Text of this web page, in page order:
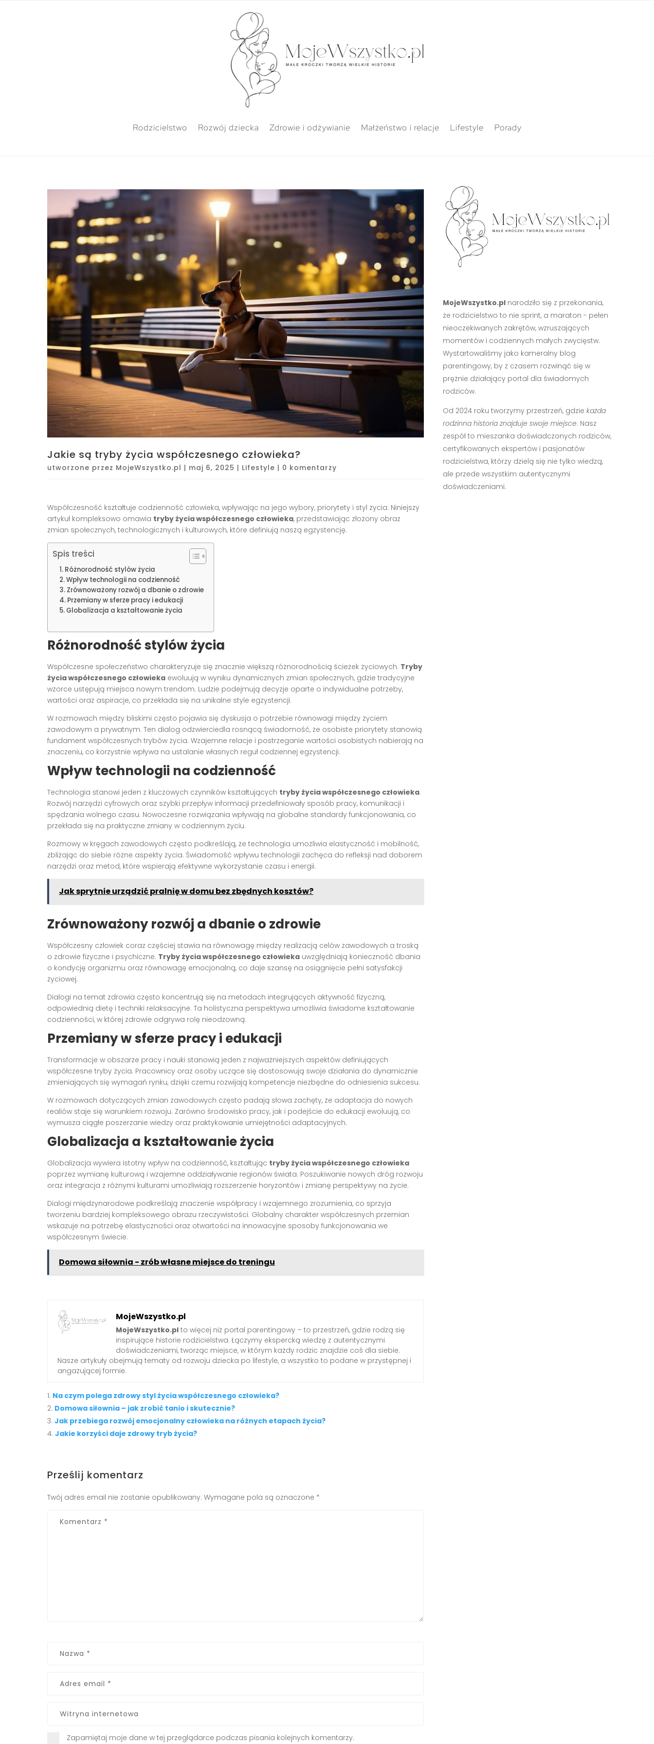
Rodzicielstwo Rozwój dziecka Zdrowie i odżywianie Małżeństwo i relacje Lifestyle Porady
Jakie są tryby życia współczesnego człowieka?
utworzone przez MojeWszystko.pl | maj 6, 2025 | Lifestyle | 0 komentarzy
Współczesność kształtuje codzienność człowieka, wpływając na jego wybory, priorytety i styl życia. Niniejszy
artykuł kompleksowo omawia tryby życia współczesnego człowieka, przedstawiając złożony obraz
zmian społecznych, technologicznych i kulturowych, które definiują naszą egzystencję.
Spis treści
Różnorodność stylów życia
Wpływ technologii na codzienność
Zrównoważony rozwój a dbanie o zdrowie
Przemiany w sferze pracy i edukacji
Globalizacja a kształtowanie życia
Różnorodność stylów życia
Współczesne społeczeństwo charakteryzuje się znacznie większą różnorodnością ścieżek życiowych. Tryby
życia współczesnego człowieka ewoluują w wyniku dynamicznych zmian społecznych, gdzie tradycyjne
wzorce ustępują miejsca nowym trendom. Ludzie podejmują decyzje oparte o indywidualne potrzeby,
wartości oraz aspiracje, co przekłada się na unikalne style egzystencji.
W rozmowach między bliskimi często pojawia się dyskusja o potrzebie równowagi między życiem
zawodowym a prywatnym. Ten dialog odzwierciedla rosnącą świadomość, że osobiste priorytety stanowią
fundament współczesnych trybów życia. Wzajemne relacje i postrzeganie wartości osobistych nabierają na
znaczeniu, co korzystnie wpływa na ustalanie własnych reguł codziennej egzystencji.
Wpływ technologii na codzienność
Technologia stanowi jeden z kluczowych czynników kształtujących tryby życia współczesnego człowieka.
Rozwój narzędzi cyfrowych oraz szybki przepływ informacji przedefiniowały sposób pracy, komunikacji i
spędzania wolnego czasu. Nowoczesne rozwiązania wpływają na globalne standardy funkcjonowania, co
przekłada się na praktyczne zmiany w codziennym życiu.
Rozmowy w kręgach zawodowych często podkreślają, że technologia umożliwia elastyczność i mobilność,
zbliżając do siebie różne aspekty życia. Świadomość wpływu technologii zachęca do refleksji nad doborem
narzędzi oraz metod, które wspierają efektywne wykorzystanie czasu i energii.
Jak sprytnie urządzić pralnię w domu bez zbędnych kosztów?
Zrównoważony rozwój a dbanie o zdrowie
Współczesny człowiek coraz częściej stawia na równowagę między realizacją celów zawodowych a troską
o zdrowie fizyczne i psychiczne. Tryby życia współczesnego człowieka uwzględniają konieczność dbania
o kondycję organizmu oraz równowagę emocjonalną, co daje szansę na osiągnięcie pełni satysfakcji
życiowej.
Dialogi na temat zdrowia często koncentrują się na metodach integrujących aktywność fizyczną,
odpowiednią dietę i techniki relaksacyjne. Ta holistyczna perspektywa umożliwia świadome kształtowanie
codzienności, w której zdrowie odgrywa rolę nieodzowną.
Przemiany w sferze pracy i edukacji
Transformacje w obszarze pracy i nauki stanowią jeden z najważniejszych aspektów definiujących
współczesne tryby życia. Pracownicy oraz osoby uczące się dostosowują swoje działania do dynamicznie
zmieniających się wymagań rynku, dzięki czemu rozwijają kompetencje niezbędne do odniesienia sukcesu.
W rozmowach dotyczących zmian zawodowych często padają słowa zachęty, że adaptacja do nowych
realiów staje się warunkiem rozwoju. Zarówno środowisko pracy, jak i podejście do edukacji ewoluują, co
wymusza ciągłe poszerzanie wiedzy oraz praktykowanie umiejętności adaptacyjnych.
Globalizacja a kształtowanie życia
Globalizacja wywiera istotny wpływ na codzienność, kształtując tryby życia współczesnego człowieka
poprzez wymianę kulturową i wzajemne oddziaływanie regionów świata. Poszukiwanie nowych dróg rozwoju
oraz integracja z różnymi kulturami umożliwiają rozszerzenie horyzontów i zmianę perspektywy na życie.
Dialogi międzynarodowe podkreślają znaczenie współpracy i wzajemnego zrozumienia, co sprzyja
tworzeniu bardziej kompleksowego obrazu rzeczywistości. Globalny charakter współczesnych przemian
wskazuje na potrzebę elastyczności oraz otwartości na innowacyjne sposoby funkcjonowania we
współczesnym świecie.
Domowa siłownia - zrób własne miejsce do treningu
MojeWszystko.pl
MojeWszystko.pl to więcej niż portal parentingowy – to przestrzeń, gdzie rodzą się
inspirujące historie rodzicielstwa. Łączymy ekspercką wiedzę z autentycznymi
doświadczeniami, tworząc miejsce, w którym każdy rodzic znajdzie coś dla siebie.
Nasze artykuły obejmują tematy od rozwoju dziecka po lifestyle, a wszystko to podane w przystępnej i
angażującej formie.
Na czym polega zdrowy styl życia współczesnego człowieka?
Domowa siłownia – jak zrobić tanio i skutecznie?
Jak przebiega rozwój emocjonalny człowieka na różnych etapach życia?
Jakie korzyści daje zdrowy tryb życia?
Prześlij komentarz
Twój adres email nie zostanie opublikowany. Wymagane pola są oznaczone *
Zapamiętaj moje dane w tej przeglądarce podczas pisania kolejnych komentarzy.
MojeWszystko.plnarodziło się z przekonania,
że rodzicielstwo to nie sprint, a maraton - pełen
nieoczekiwanych zakrętów, wzruszających
momentów i codziennych małych zwycięstw.
Wystartowaliśmy jako kameralny blog
parentingowy, by z czasem rozwinąć się w
prężnie działający portal dla świadomych
rodziców.
Od 2024 roku tworzymy przestrzeń, gdzie każda
rodzinna historia znajduje swoje miejsce. Nasz
zespół to mieszanka doświadczonych rodziców,
certyfikowanych ekspertów i pasjonatów
rodzicielstwa, którzy dzielą się nie tylko wiedzą,
ale przede wszystkim autentycznymi
doświadczeniami.